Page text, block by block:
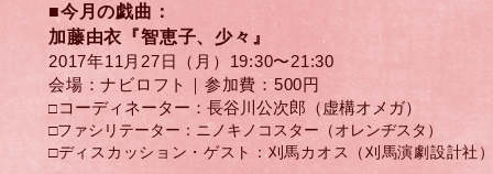
■今月の戯曲：
加藤由衣『智恵子、少々』
2017年11月27日（月）​19:30〜21:30
会場：ナビロフト｜参加費：500円
□コーディネーター：長谷川公次郎（虚構オメガ）
□ファシリテーター：ニノキノコスター（オレンヂスタ）
□ディスカッション・ゲスト：刈馬カオス（刈馬演劇設計社